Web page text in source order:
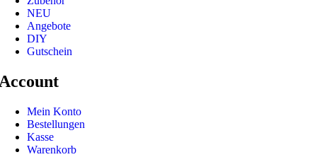
NEU
Angebote
DIY
Gutschein
Mein Konto
Bestellungen
Kasse
Warenkorb